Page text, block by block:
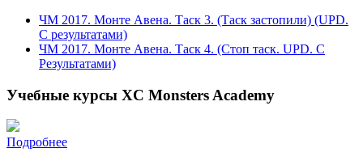
ЧМ 2017. Монте Авена. Таск 3. (Таск застопили) (UPD.
C результатами)
ЧМ 2017. Монте Авена. Таск 4. (Стоп таск. UPD. С
Результатами)
Учебные курсы XC Monsters Academy
Подробнее